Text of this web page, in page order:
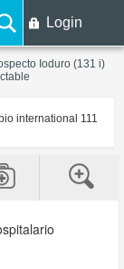
Login
Ioduro (131 i)
international 111